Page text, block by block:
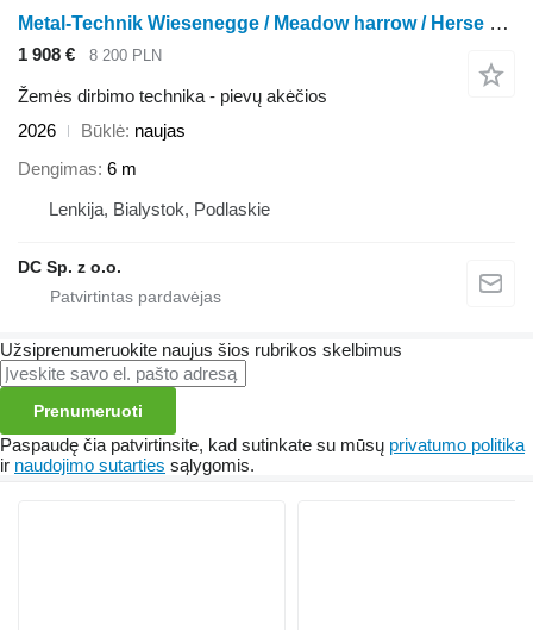
Metal-Technik Wiesenegge / Meadow harrow / Herse de prairie / Włóka łąkowa 6 m
1 908 € 8 200 PLN
Žemės dirbimo technika - pievų akėčios
2026
Būklė naujas
Dengimas 6 m
Lenkija, Bialystok, Podlaskie
DC Sp. z o.o.
Užsiprenumeruokite naujus šios rubrikos skelbimus
Prenumeruoti
Paspaudę čia patvirtinsite, kad sutinkate su mūsų privatumo politika
ir naudojimo sutarties sąlygomis.